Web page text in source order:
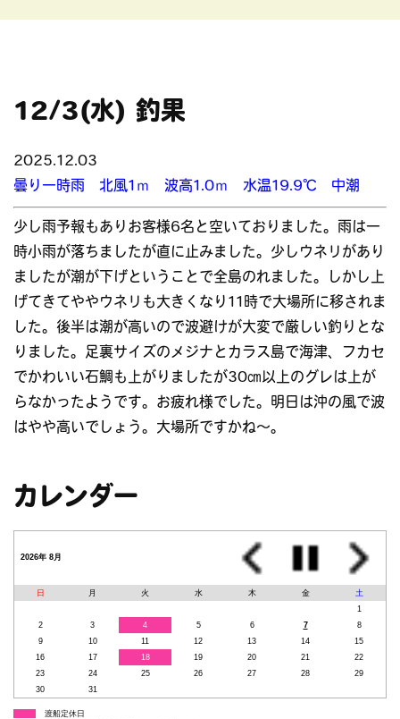
12/3(水) 釣果
2025.12.03
曇り一時雨 北風1ｍ 波高1.0ｍ 水温19.9℃ 中潮
少し雨予報もありお客様6名と空いておりました。雨は一
時小雨が落ちましたが直に止みました。少しウネリがあり
ましたが潮が下げということで全島のれました。しかし上
げてきてややウネリも大きくなり11時で大場所に移されま
した。後半は潮が高いので波避けが大変で厳しい釣りとな
りました。足裏サイズのメジナとカラス島で海津、フカセ
でかわいい石鯛も上がりましたが30㎝以上のグレは上が
らなかったようです。お疲れ様でした。明日は沖の風で波
はやや高いでしょう。大場所ですかね～。
カレンダー
2026年 8月
日 月 火 水 木 金
土
1
2
3 4 5 6 7
8
9
10 11 12 13 14
15
16
17 18 19 20 21
22
23
24 25 26 27 28
29
30
31
渡船定休日